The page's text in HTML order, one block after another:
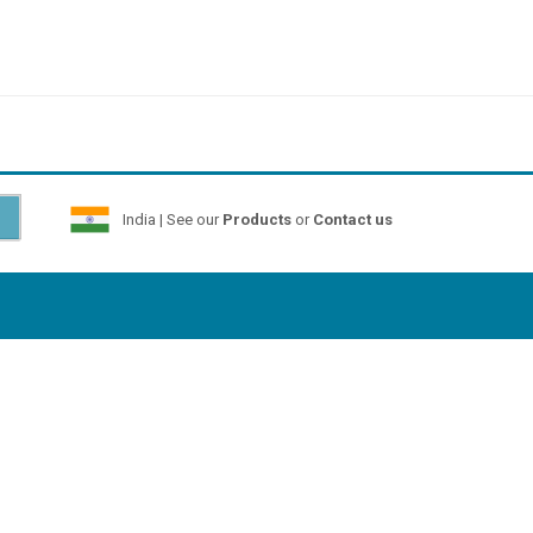
India | See our Productsor Contact us